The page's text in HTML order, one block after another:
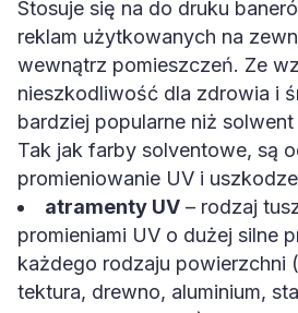
Stosuje się na do druku
reklam użytkowanych na
wewnątrz pomieszczeń. Ze
nieszkodliwość dla zdrowia i
bardziej popularne niż
Tak jak farby solventowe, są
promieniowanie UV i
atramenty UV – rodzaj
promieniami UV o dużej silne
każdego rodzaju powierzchni
tektura, drewno, aluminium,